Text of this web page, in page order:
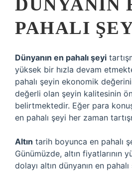
DÜNYANIN
PAHALI
Dünyanın en pahalı şeyi
yüksek bir hızla devam
pahalı şeyin ekonomik
değerli olan şeyin kalitesinin
belirtmektedir. Eğer para
en pahalı şeyi her zaman
Altın tarih boyunca en pahalı
Günümüzde, altın fiyatlarının
dolayı altın dünyanın en